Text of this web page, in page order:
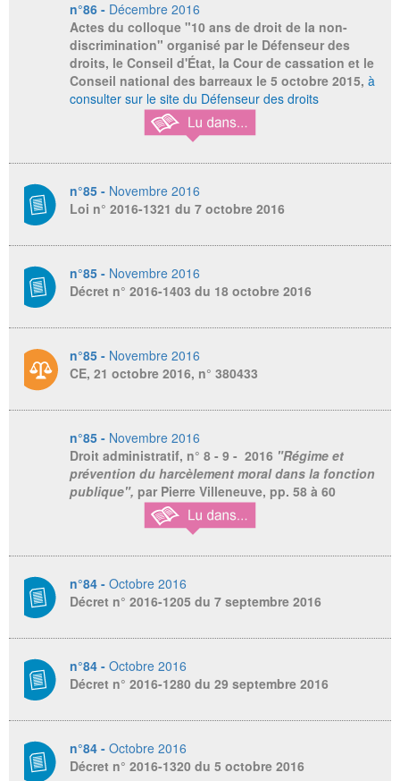
n°86 - Décembre 2016
Actes du colloque "10 ans de droit de la non-
discrimination" organisé par le Défenseur des
droits, le Conseil d'État, la Cour de cassation et le
Conseil national des barreaux le 5 octobre 2015, à
consulter sur le site du Défenseur des droits
n°85 - Novembre 2016
Loi n° 2016-1321 du 7 octobre 2016
n°85 - Novembre 2016
Décret n° 2016-1403 du 18 octobre 2016
n°85 - Novembre 2016
CE, 21 octobre 2016, n° 380433
n°85 - Novembre 2016
Droit administratif, n° 8 - 9 - 2016 "Régime et
prévention du harcèlement moral dans la fonction
publique", par Pierre Villeneuve, pp. 58 à 60
n°84 - Octobre 2016
Décret n° 2016-1205 du 7 septembre 2016
n°84 - Octobre 2016
Décret n° 2016-1280 du 29 septembre 2016
n°84 - Octobre 2016
Décret n° 2016-1320 du 5 octobre 2016